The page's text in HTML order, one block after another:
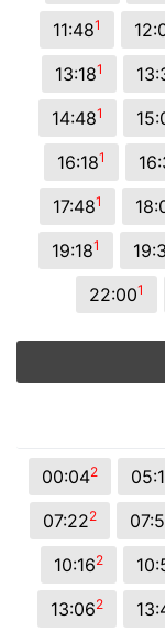
11:481
13:181
14:481
16:181
17:481
19:181
22:001
00:042
07:222
10:162
13:062